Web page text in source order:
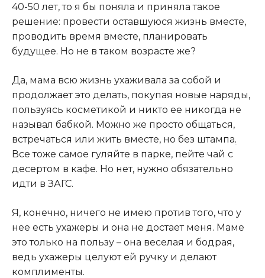
40-50 лет, то я бы поняла и приняла такое
решение: провести оставшуюся жизнь вместе,
проводить время вместе, планировать
будущее. Но не в таком возрасте же?
Да, мама всю жизнь ухаживала за собой и
продолжает это делать, покупая новые наряды,
пользуясь косметикой и никто ее никогда не
называл бабкой. Можно же просто общаться,
встречаться или жить вместе, но без штампа.
Все тоже самое гуляйте в парке, пейте чай с
десертом в кафе. Но нет, нужно обязательно
идти в ЗАГС.
Я, конечно, ничего не имею против того, что у
нее есть ухажеры и она не достает меня. Маме
это только на пользу – она веселая и бодрая,
ведь ухажеры целуют ей ручку и делают
комплименты.